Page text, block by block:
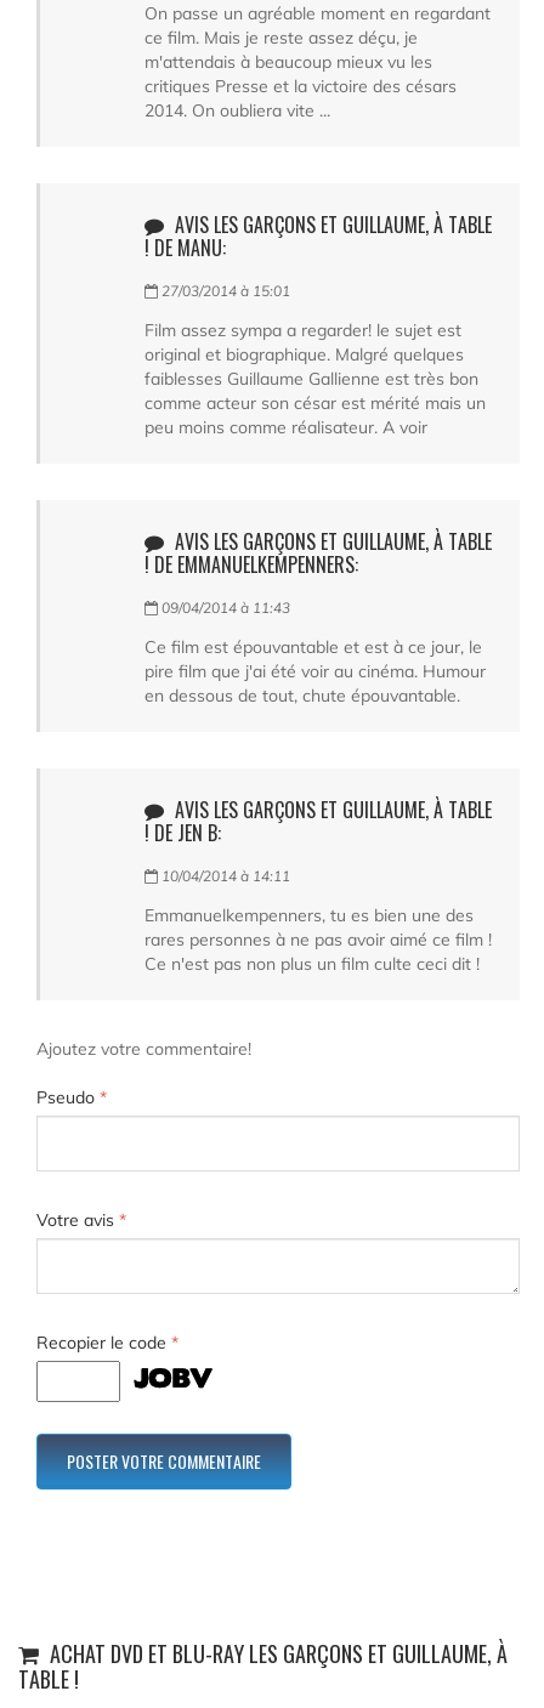
On passe un agréable moment en regardant
ce film. Mais je reste assez déçu, je
m'attendais à beaucoup mieux vu les
critiques Presse et la victoire des césars
2014. On oubliera vite ...
AVIS LES GARÇONS ET GUILLAUME, À TABLE
! DE MANU:
27/03/2014 à 15:01
Film assez sympa a regarder! le sujet est
original et biographique. Malgré quelques
faiblesses Guillaume Gallienne est très bon
comme acteur son césar est mérité mais un
peu moins comme réalisateur. A voir
AVIS LES GARÇONS ET GUILLAUME, À TABLE
! DE EMMANUELKEMPENNERS:
09/04/2014 à 11:43
Ce film est épouvantable et est à ce jour, le
pire film que j'ai été voir au cinéma. Humour
en dessous de tout, chute épouvantable.
AVIS LES GARÇONS ET GUILLAUME, À TABLE
! DE JEN B:
10/04/2014 à 14:11
Emmanuelkempenners, tu es bien une des
rares personnes à ne pas avoir aimé ce film !
Ce n'est pas non plus un film culte ceci dit !
Ajoutez votre commentaire!
Pseudo *
Votre avis *
Recopier le code *
ACHAT DVD ET BLU-RAY LES GARÇONS ET GUILLAUME, À
TABLE !